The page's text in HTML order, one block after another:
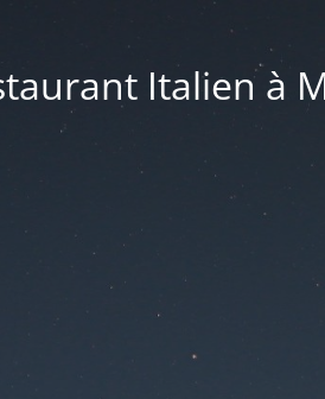
Italien à